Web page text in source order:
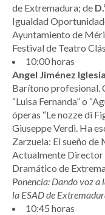
de Extremadura; de
Igualdad
Ayuntamiento de
Festival de Teatro
10:00 horas
Angel Jiménez
Barítono profesional.
“Luisa Fernanda” o
óperas “Le nozze di
Giuseppe Verdi. Ha
Zarzuela: El sueño de
Actualmente Director
Dramático de
Ponencia: Dando voz a
la ESAD de
10:45 horas